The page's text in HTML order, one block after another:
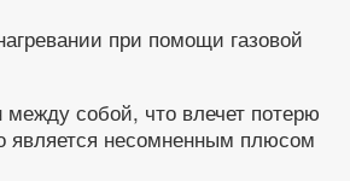
при помощи газовой
собой, что влечет потерю
является несомненным плюсом